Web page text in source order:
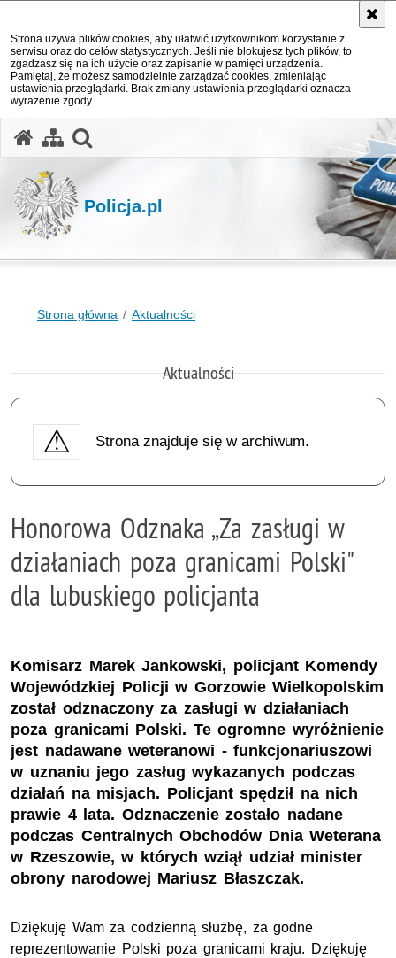
Strona używa plików cookies, aby ułatwić użytkownikom korzystanie z
serwisu oraz do celów statystycznych. Jeśli nie blokujesz tych plików, to
zgadzasz się na ich użycie oraz zapisanie w pamięci urządzenia.
Pamiętaj, że możesz samodzielnie zarządzać cookies, zmieniając
ustawienia przeglądarki. Brak zmiany ustawienia przeglądarki oznacza
wyrażenie zgody.
Policja.pl
Strona główna Aktualności
Aktualności
Strona znajduje się w archiwum.
Honorowa Odznaka „Za zasługi w
działaniach poza granicami Polski"
dla lubuskiego policjanta
Komisarz Marek Jankowski, policjant Komendy
Wojewódzkiej Policji w Gorzowie Wielkopolskim
został odznaczony za zasługi w działaniach
poza granicami Polski. Te ogromne wyróżnienie
jest nadawane weteranowi - funkcjonariuszowi
w uznaniu jego zasług wykazanych podczas
działań na misjach. Policjant spędził na nich
prawie 4 lata. Odznaczenie zostało nadane
podczas Centralnych Obchodów Dnia Weterana
w Rzeszowie, w których wziął udział minister
obrony narodowej Mariusz Błaszczak.
Dziękuję Wam za codzienną służbę, za godne
reprezentowanie Polski poza granicami kraju. Dziękuję